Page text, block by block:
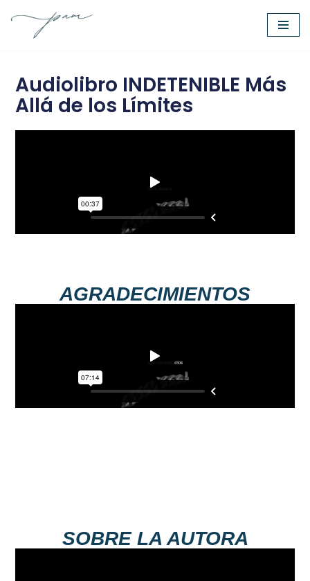
Saltar
Audiolibro INDETENIBLE Más
Allá de los Límites
AGRADECIMIENTOS
SOBRE LA AUTORA